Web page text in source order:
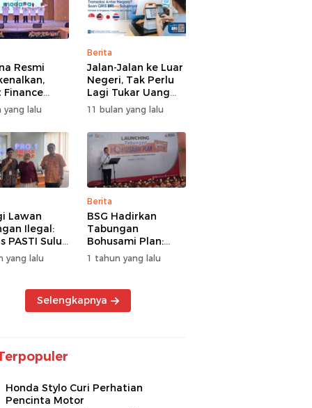
Resmi
Finance
Segmen
yang lalu
Berita
Jalan-Jalan ke Luar
Negeri, Tak Perlu
Lagi Tukar Uang
Asing – Cukup Scan
QRIS Pakai BRImo
11 bulan yang lalu
Lawan
Ilegal:
PASTI Sulut
Literasi
Kolektif
yang lalu
Berita
BSG Hadirkan
Tabungan
Bohusami Plan:
Nabung Gak Ribet,
Impian Masa Depan
1 tahun yang lalu
Selengkapnya
Honda Stylo Curi Perhatian
Pencinta Motor